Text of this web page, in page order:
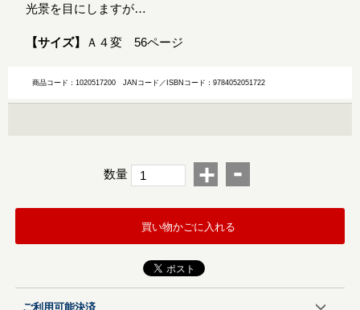
光景を目にしますが…
【サイズ】 Ａ４変 56ページ
商品コード：1020517200JANコード／ISBNコード：9784052051722
数量 + -
買い物かごに入れる
ご利用可能決済